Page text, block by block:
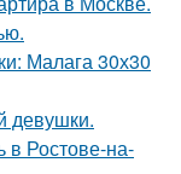
Малага 30х30
девушки.
в Ростове-на-